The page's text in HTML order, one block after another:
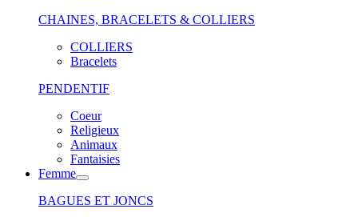
CHAINES, BRACELETS & COLLIERS
COLLIERS
Bracelets
PENDENTIF
Coeur
Religieux
Animaux
Fantaisies
Femme
BAGUES ET JONCS